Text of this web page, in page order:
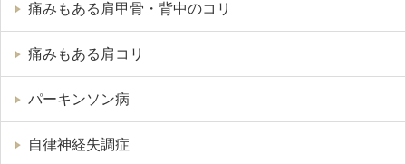
痛みもある肩甲骨・背中のコリ
痛みもある肩コリ
パーキンソン病
自律神経失調症